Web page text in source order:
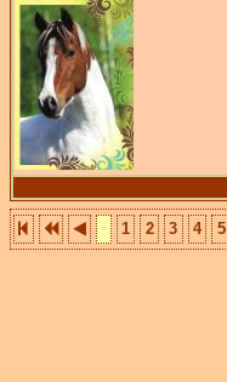
1 2 3 4 5